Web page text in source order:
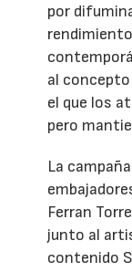
por
al
el que los
pero
La
Ferran
junto al
contenido